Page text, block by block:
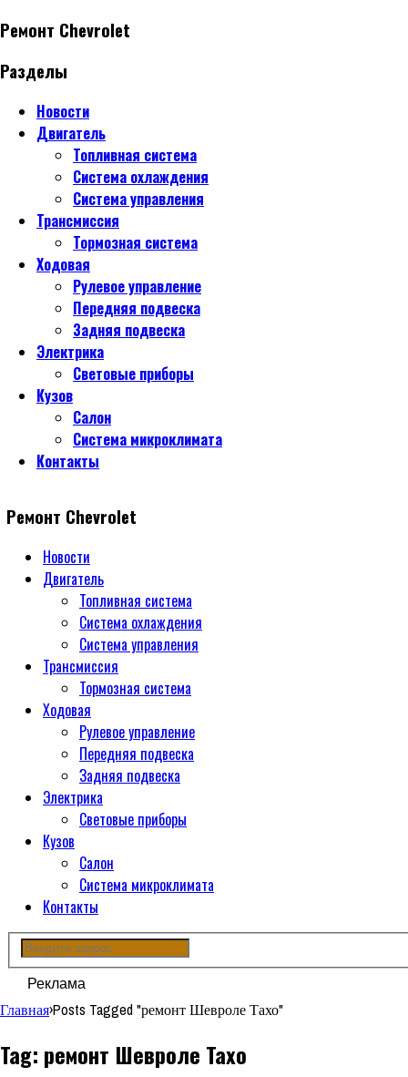
Ремонт Chevrolet
Разделы
Новости
Двигатель
Топливная система
Система охлаждения
Система управления
Трансмиссия
Тормозная система
Ходовая
Рулевое управление
Передняя подвеска
Задняя подвеска
Электрика
Световые приборы
Кузов
Салон
Система микроклимата
Контакты
Ремонт Chevrolet
Новости
Двигатель
Топливная система
Система охлаждения
Система управления
Трансмиссия
Тормозная система
Ходовая
Рулевое управление
Передняя подвеска
Задняя подвеска
Электрика
Световые приборы
Кузов
Салон
Система микроклимата
Контакты
Реклама
Главная›Posts Tagged "ремонт Шевроле Тахо"
Tag: ремонт Шевроле Тахо